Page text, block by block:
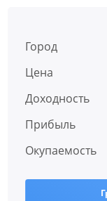
Город
Цена
Доходность
Прибыль
Окупаемость